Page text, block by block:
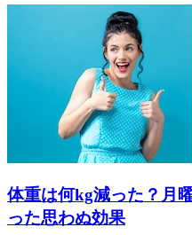
体重は何kg減った？月
った思わぬ効果